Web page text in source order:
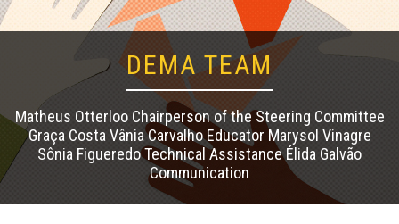
DEMA TEAM
Matheus Otterloo Chairperson of the Steering Committee
Graça Costa Vânia Carvalho Educator Marysol Vinagre
Sônia Figueredo Technical Assistance Élida Galvão
Communication